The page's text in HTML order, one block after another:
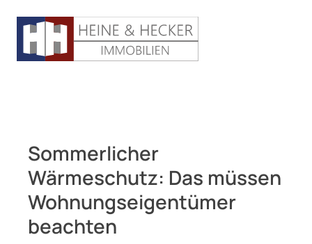
Sommerlicher
Wärmeschutz: Das müssen
Wohnungseigentümer
beachten